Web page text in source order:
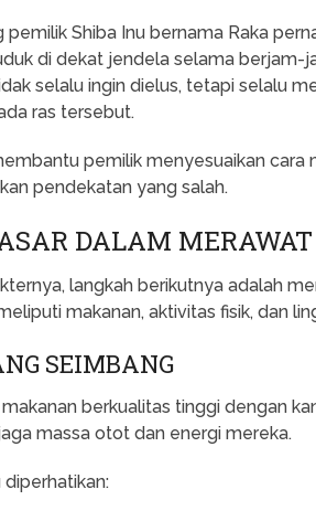
Shiba Inu bernama Raka
di dekat jendela selama berjam-
selalu ingin dielus, tetapi selalu
ras tersebut.
pemilik menyesuaikan cara
pendekatan yang salah.
DALAM
langkah berikutnya adalah
makanan, aktivitas fisik, dan
SEIMBANG
berkualitas tinggi dengan
massa otot dan energi mereka.